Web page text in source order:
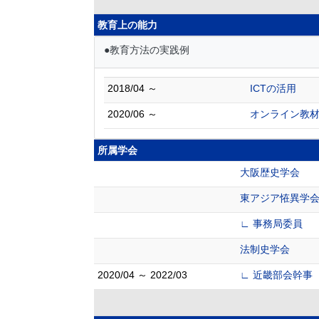
教育上の能力
●教育方法の実践例
2018/04 ～ ICTの活用
2020/06 ～ オンライン教
所属学会
大阪歴史学会
東アジア恠異学会
∟ 事務局委員
法制史学会
2020/04 ～ 2022/03 ∟ 近畿部会幹事